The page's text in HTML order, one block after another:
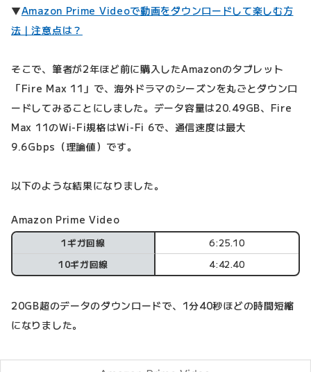
▼Amazon Prime Videoで動画をダウンロードして楽しむ方
法｜注意点は？
そこで、筆者が2年ほど前に購入したAmazonのタブレット
「Fire Max 11」で、海外ドラマのシーズンを丸ごとダウンロ
ードしてみることにしました。データ容量は20.49GB、Fire
Max 11のWi-Fi規格はWi-Fi 6で、通信速度は最大
9.6Gbps（理論値）です。
以下のような結果になりました。
Amazon Prime Video
1ギガ回線
6:25.10
10ギガ回線
4:42.40
20GB超のデータのダウンロードで、1分40秒ほどの時間短縮
になりました。